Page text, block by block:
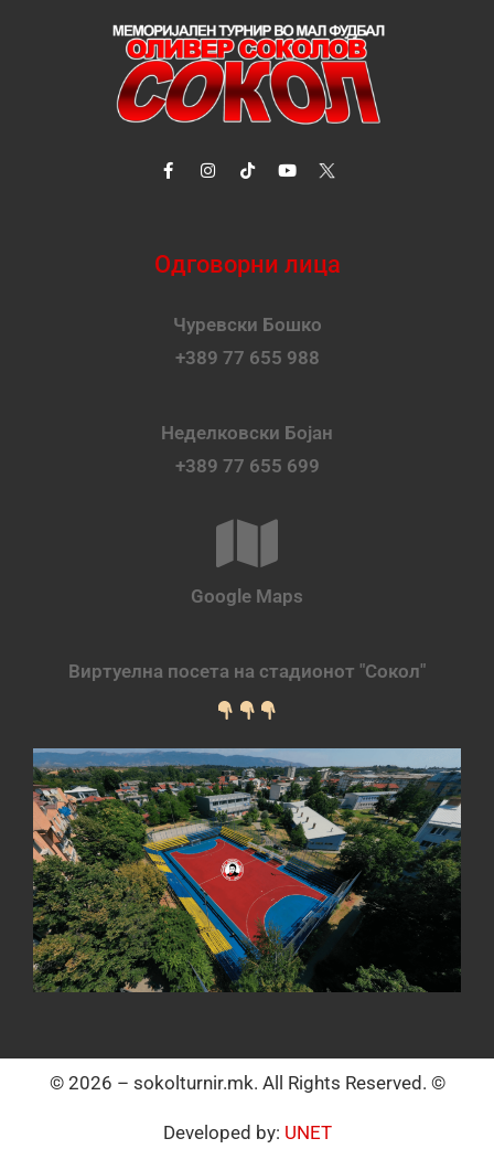
Одговорни лица
Чуревски Бошко
+389 77 655 988
Неделковски Бојан
+389 77 655 699
Google Maps
Виртуелна посета на стадионот "Сокол"
© 2026 – sokolturnir.mk. All Rights Reserved. ©
Developed by: UNET